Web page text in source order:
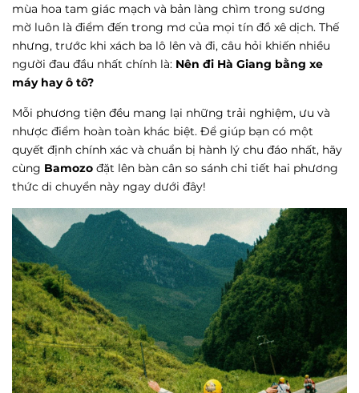
mùa hoa tam giác mạch và bản làng chìm trong sương
mờ luôn là điểm đến trong mơ của mọi tín đồ xê dịch. Thế
nhưng, trước khi xách ba lô lên và đi, câu hỏi khiến nhiều
người đau đầu nhất chính là: Nên đi Hà Giang bằng xe
máy hay ô tô?
Mỗi phương tiện đều mang lại những trải nghiệm, ưu và
nhược điểm hoàn toàn khác biệt. Để giúp bạn có một
quyết định chính xác và chuẩn bị hành lý chu đáo nhất, hãy
cùng Bamozo đặt lên bàn cân so sánh chi tiết hai phương
thức di chuyển này ngay dưới đây!